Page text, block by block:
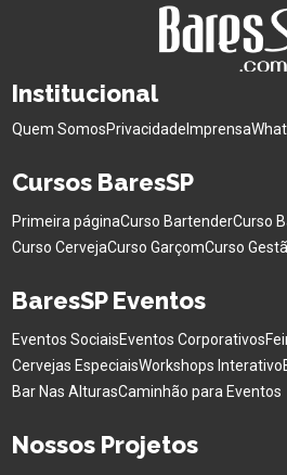
Institucional
Quem SomosPrivacidade Imprensa
Cursos BaresSP
Primeira páginaCurso BartenderCurso
Curso CervejaCurso GarçomCurso
BaresSP Eventos
Eventos SociaisEventos Corporativos
Cervejas EspeciaisWorkshops Interativo
Bar Nas AlturasCaminhão para Eventos
Nossos Projetos